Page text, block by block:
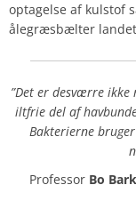
optagelse af kulstof
ålegræsbælter
”Det er desværre ikke
iltfrie del af
Bakterierne
Professor Bo